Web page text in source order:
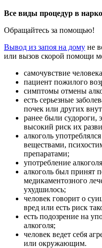
Все виды процедур в
Обращайтесь за помощью!
Вывод из запоя на дому не
или вызов скорой помощи
самочувствие
пациент пожилого
симптомы отмены
есть серьезные
почек или других
ранее были судороги,
высокий риск их
алкоголь
веществами,
препаратами;
употребление
алкоголь был принят
медикаментозного
ухудшилось;
человек говорит о
вред или есть риск
есть подозрение на
алкоголя;
человек ведет себя
или окружающим.